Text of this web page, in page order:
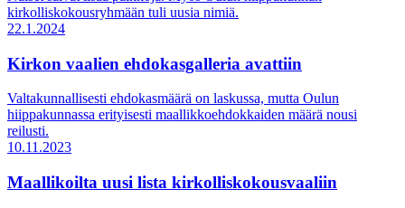
kirkolliskokousryhmään tuli uusia nimiä.
22.1.2024
Kirkon vaalien ehdokasgalleria avattiin
Valtakunnallisesti ehdokasmäärä on laskussa, mutta Oulun
hiippakunnassa erityisesti maallikkoehdokkaiden määrä nousi
reilusti.
10.11.2023
Maallikoilta uusi lista kirkolliskokousvaaliin